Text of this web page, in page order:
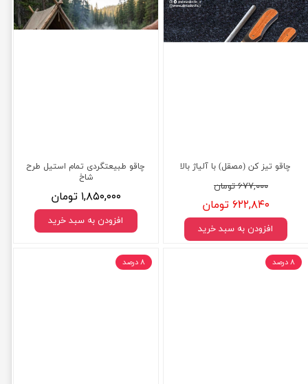
چاقو تیز کن (مصقل) با آلیاژ بالا
۶۷۷,۰۰۰ تومان
۶۲۲,۸۴۰ تومان
افزودن به سبد خرید
چاقو طبیعتگردی تمام استیل طرح
شاخ
۱,۸۵۰,۰۰۰ تومان
افزودن به سبد خرید
۸ درصد ۸ درصد